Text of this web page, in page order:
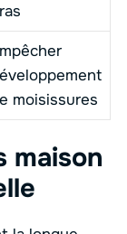
moisissures
maison